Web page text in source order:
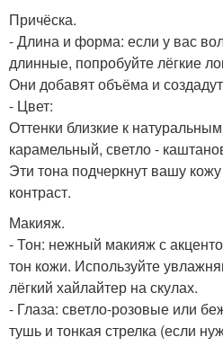
Причёска.
- Длина и форма: если у вас
длинные, попробуйте лёгкие
Они добавят объёма и
- Цвет:
Оттенки близкие к
карамельный, светло -
Эти тона подчеркнут вашу
контраст.
Макияж.
- Тон: нежный макияж с
тон кожи. Используйте
лёгкий хайлайтер на скулах.
- Глаза: светло-розовые или
тушь и тонкая стрелка (если